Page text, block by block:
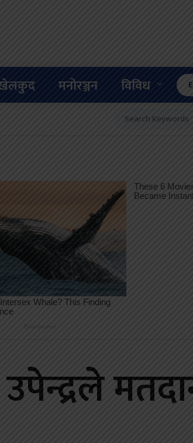
मनोरञ्जन विविध